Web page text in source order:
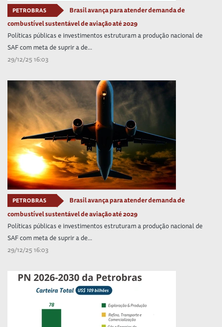
PETROBRAS
Brasil avança para atender demanda de
combustível sustentável de aviação até 2029
Políticas públicas e investimentos estruturam a produção nacional de
SAF com meta de suprir a de...
29/12/25 16:03
PETROBRAS
Brasil avança para atender demanda de
combustível sustentável de aviação até 2029
Políticas públicas e investimentos estruturam a produção nacional de
SAF com meta de suprir a de...
29/12/25 16:03